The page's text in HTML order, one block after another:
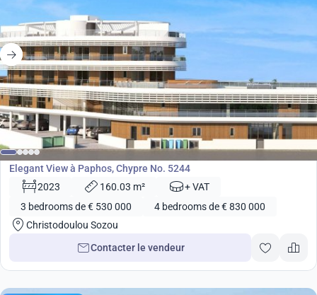
de€530 000
Développement
Elegant View à Paphos, Chypre No. 5244
2023
160.03 m²
+ VAT
3 bedrooms de € 530 000
4 bedrooms de € 830 000
Christodoulou Sozou
Contacter le vendeur